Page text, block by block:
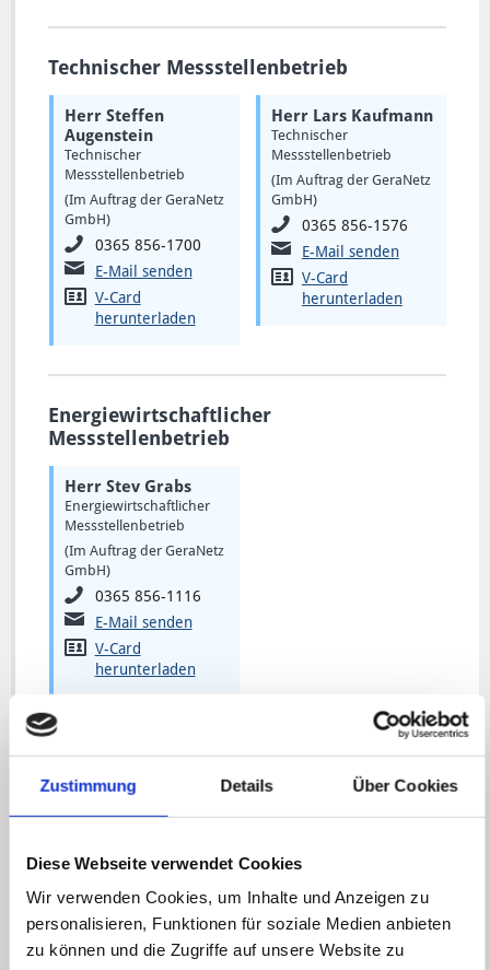
Zustimmung Details Über Cookies
Diese Webseite verwendet Cookies
Wir verwenden Cookies, um Inhalte und Anzeigen zu
personalisieren, Funktionen für soziale Medien anbieten
zu können und die Zugriffe auf unsere Website zu
Technischer Messstellenbetrieb
Herr Steffen
Augenstein
Technischer
Messstellenbetrieb
(Im Auftrag der GeraNetz
GmbH)
0365 856-1700
E-Mail senden
V-Card
herunterladen
Herr Lars Kaufmann
Technischer
Messstellenbetrieb
(Im Auftrag der GeraNetz
GmbH)
0365 856-1576
E-Mail senden
V-Card
herunterladen
Energiewirtschaftlicher
Messstellenbetrieb
Herr Stev Grabs
Energiewirtschaftlicher
Messstellenbetrieb
(Im Auftrag der GeraNetz
GmbH)
0365 856-1116
E-Mail senden
V-Card
herunterladen
Herr Steffen
Betrieb Gas
GmbH)
0365 856-1700
E-Mail senden
Herr Dirk Junge
(Im Auftrag der GeraNetz
0365 856-1743
E-Mail senden
V-Card